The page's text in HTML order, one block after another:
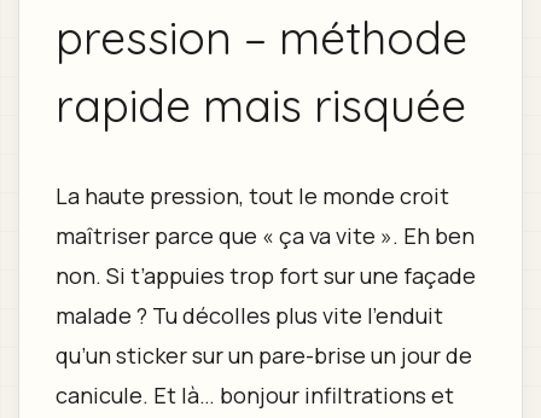
pression – méthode
rapide mais risquée
La haute pression, tout le monde croit
maîtriser parce que « ça va vite ». Eh ben
non. Si t’appuies trop fort sur une façade
malade ? Tu décolles plus vite l’enduit
qu’un sticker sur un pare-brise un jour de
canicule. Et là… bonjour infiltrations et